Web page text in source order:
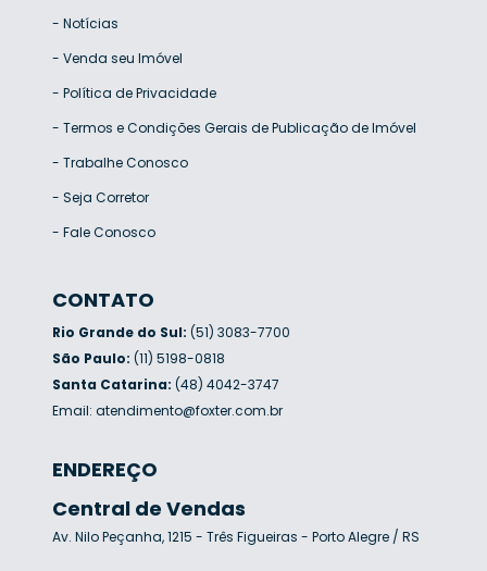
- Notícias
- Venda seu Imóvel
- Política de Privacidade
- Termos e Condições Gerais de Publicação de Imóvel
- Trabalhe Conosco
- Seja Corretor
- Fale Conosco
CONTATO
Rio Grande do Sul: (51) 3083-7700
São Paulo: (11) 5198-0818
Santa Catarina: (48) 4042-3747
Email: atendimento@foxter.com.br
ENDEREÇO
Central de Vendas
Av. Nilo Peçanha, 1215 - Três Figueiras - Porto Alegre / RS